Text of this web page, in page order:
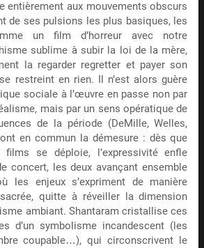
entièrement aux mouvements obscurs
de ses pulsions les plus basiques, les
un film d’horreur avec notre
sublime à subir la loi de la mère,
la regarder regretter et payer son
restreint en rien. Il n’est alors guère
sociale à l’œuvre en passe non par
mais par un sens opératique de
de la période (DeMille, Welles,
ont en commun la démesure : dès que
se déploie, l’expressivité enfle
concert, les deux avançant ensemble
les enjeux s’expriment de manière
quitte à réveiller la dimension
ambiant. Shantaram cristallise ces
d’un symbolisme incandescent (les
coupable…), qui circonscrivent le